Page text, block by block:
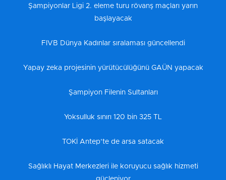
Şampiyonlar Ligi 2. eleme turu rövanş maçları yarın
başlayacak
FIVB Dünya Kadınlar sıralaması güncellendi
Yapay zeka projesinin yürütücülüğünü GAÜN yapacak
Şampiyon Filenin Sultanları
Yoksulluk sınırı 120 bin 325 TL
TOKİ Antep’te de arsa satacak
Sağlıklı Hayat Merkezleri ile koruyucu sağlık hizmeti